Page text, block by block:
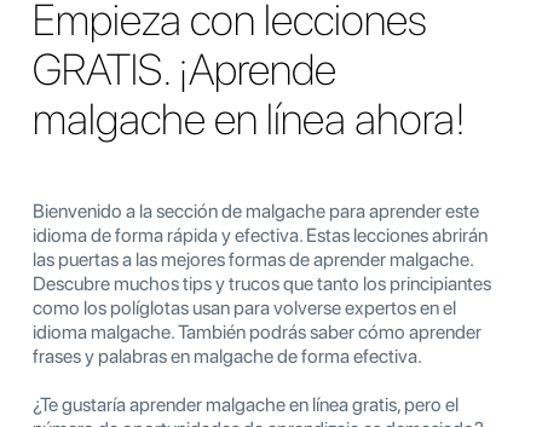
Empieza con lecciones
GRATIS. ¡Aprende
malgache en línea ahora!
Bienvenido a la sección de malgache para aprender este
idioma de forma rápida y efectiva. Estas lecciones abrirán
las puertas a las mejores formas de aprender malgache.
Descubre muchos tips y trucos que tanto los principiantes
como los políglotas usan para volverse expertos en el
idioma malgache. También podrás saber cómo aprender
frases y palabras en malgache de forma efectiva.
¿Te gustaría aprender malgache en línea gratis, pero el